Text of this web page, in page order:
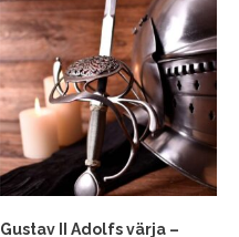
Gustav II Adolfs värja –